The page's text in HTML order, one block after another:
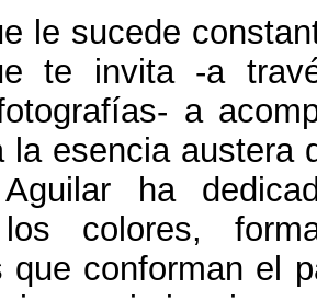
le sucede
te invita -a
a
la esencia austera
Aguilar ha
los colores,
que conforman el